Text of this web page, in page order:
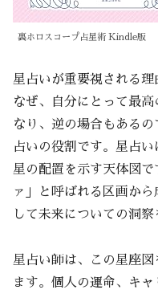
裏ホロスコープ占星術 Kindle版
星占いが重要視される理
なぜ、自分にとって最
なり、逆の場合もある
占いの役割です。星占
星の配置を示す天体図
ァ」と呼ばれる区画か
して未来についての洞察
星占い師は、この星座
ます。個人の運命、キ